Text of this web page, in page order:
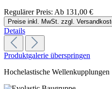
Regulärer Preis: Ab 131,00 €
Preise inkl. MwSt. zzgl.
Details
Produktgalerie überspringen
Hochelastische Wellenkupplungen